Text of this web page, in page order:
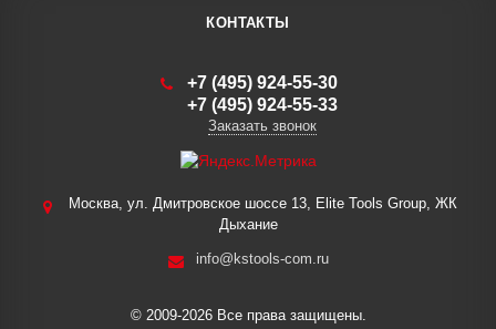
КОНТАКТЫ
+7 (495) 924-55-30
+7 (495) 924-55-33
Заказать звонок
Москва, ул. Дмитровское шоссе 13, Elite Tools Group, ЖК
Дыхание
info@kstools-com.ru
© 2009-2026 Все права защищены.